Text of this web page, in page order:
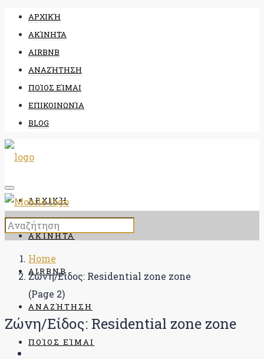
ΑΡΧΙΚΉ
ΑΚΊΝΗΤΑ
AIRBNB
ΑΝΑΖΉΤΗΣΗ
ΠΟΊΟΣ ΕΊΜΑΙ
ΕΠΙΚΟΙΝΩΝΊΑ
BLOG
ΑΡΧΙΚΉ
ΑΚΊΝΗΤΑ
AIRBNB
ΑΝΑΖΉΤΗΣΗ
ΠΟΊΟΣ ΕΊΜΑΙ
Home
Ζώνη/Είδος: Residential zone zone
(Page 2)
Ζώνη/Είδος: Residential zone zone